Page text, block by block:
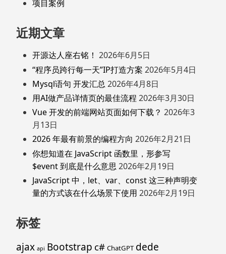
项目案例
近期文章
开源达人座右铭！ 2026年6月5日
“程序员跨行每一天”IP打造方案 2026年5月4日
Mysql语句 开发汇总 2026年4月8日
用AI做产品详情页的最佳流程 2026年3月30日
Vue 开发的前端网站页面如何下载？ 2026年3
月13日
2026 年最有前景的编程方向 2026年2月21日
你想知道在 JavaScript 函数里，形参写
$event 到底是什么意思 2026年2月19日
JavaScript 中，let、var、const 这三种声明变
量的方式该在什么场景下使用 2026年2月19日
标签
ajax api Bootstrap c# ChatGPT dede